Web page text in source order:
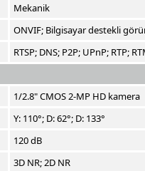
Mekanik
ONVIF; Bilgisayar destekli
RTSP; DNS; P2P; UPnP; RTP;
1/2.8" CMOS 2-MP HD kamera
Y: 110°; D: 62°; D: 133°
120 dB
3D NR; 2D NR